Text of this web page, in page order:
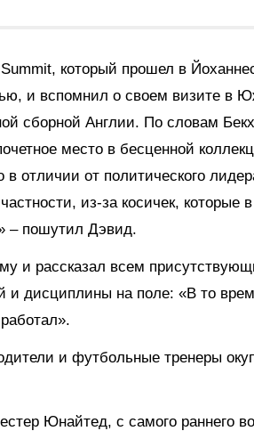
который прошел в
и вспомнил о своем визите в
сборной Англии. По словам
место в бесценной
отличии от политического
из-за косичек, которые
– пошутил Дэвид.
и рассказал всем
и дисциплины на поле: «В то
и футбольные тренеры
Юнайтед, с самого раннего